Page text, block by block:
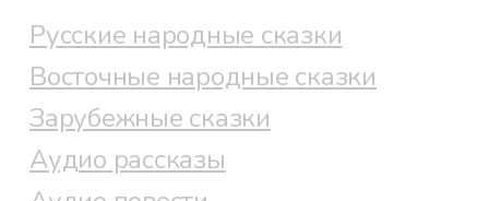
Русские народные сказки
Восточные народные сказки
Зарубежные сказки
Аудио рассказы